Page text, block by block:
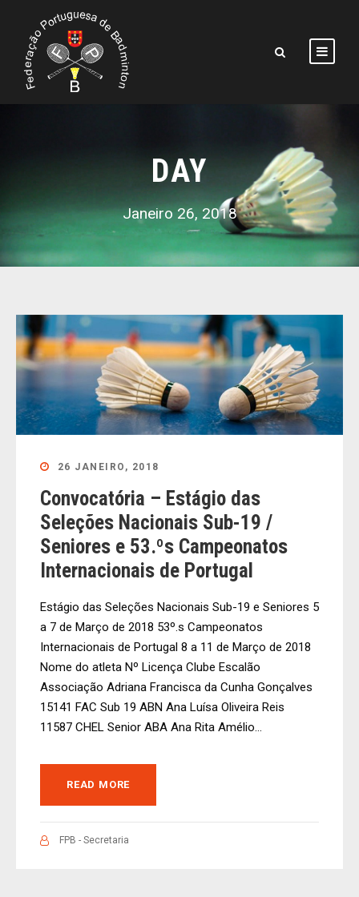
DAY
Janeiro 26, 2018
26 JANEIRO, 2018
Convocatória – Estágio das
Seleções Nacionais Sub-19 /
Seniores e 53.ºs Campeonatos
Internacionais de Portugal
Estágio das Seleções Nacionais Sub-19 e Seniores 5
a 7 de Março de 2018 53º.s Campeonatos
Internacionais de Portugal 8 a 11 de Março de 2018
Nome do atleta Nº Licença Clube Escalão
Associação Adriana Francisca da Cunha Gonçalves
15141 FAC Sub 19 ABN Ana Luísa Oliveira Reis
11587 CHEL Senior ABA Ana Rita Amélio...
READ MORE
FPB - Secretaria